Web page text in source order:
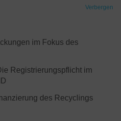
Verbergen
im Fokus des
Registrierungspflicht im
des Recyclings